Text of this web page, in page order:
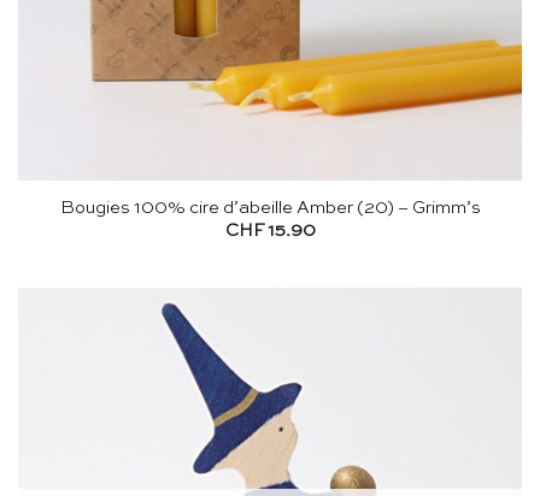
Bougies 100% cire d’abeille Amber (20) – Grimm’s
CHF 15.90